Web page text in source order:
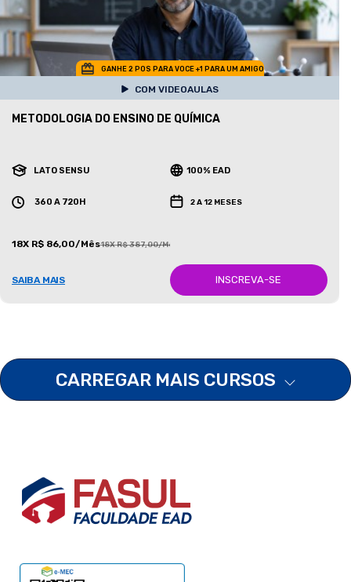
GANHE 2 POS PARA VOCE +1 PARA UM AMIGO
COM VIDEOAULAS
METODOLOGIA DO ENSINO DE QUÍMICA
LATO SENSU 100% EAD
360 A 720H 2 A 12 MESES
18X R$ 86,00/Mês18X R$ 387,00/Mês
SAIBA MAIS INSCREVA-SE
CARREGAR MAIS CURSOS